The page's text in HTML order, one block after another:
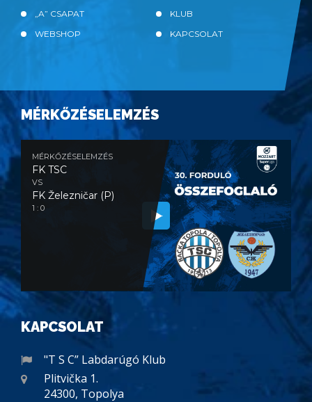
„A” CSAPAT
KLUB
WEBSHOP
KAPCSOLAT
MÉRKŐZÉSELEMZÉS
MÉRKŐZÉSELEMZÉS
FK TSC
VS
FK Železničar (P)
1 : 0
KAPCSOLAT
"T S C” Labdarúgó Klub
Plitvička 1.
24300, Topolya